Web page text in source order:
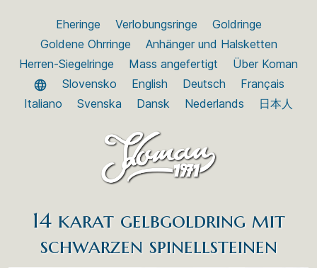
Eheringe Verlobungsringe
Goldringe
Goldene Ohrringe
Anhänger und Halsketten
Herren-Siegelringe
Mass angefertigt
Über Koman
Slovensko
English Deutsch
Français
Italiano
Svenska Dansk Nederlands 日本人
14 karat gelbgoldring mit
schwarzen spinellsteinen